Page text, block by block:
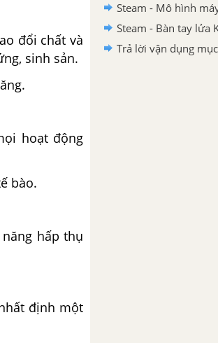
đổi chất và
sinh sản.
hoạt động
bào.
hấp thụ
định một